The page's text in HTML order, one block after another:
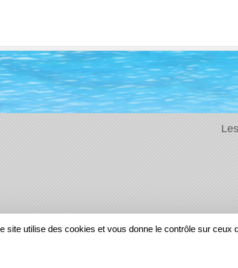
site utilise des cookies et vous donne le contrôle sur ceux